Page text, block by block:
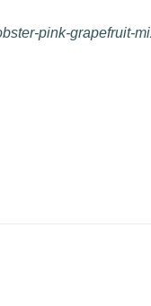
pink-grapefruit-